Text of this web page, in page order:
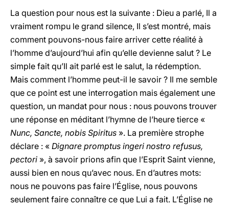
La question pour nous est la suivante : Dieu a parlé, Il a
vraiment rompu le grand silence, Il s’est montré, mais
comment pouvons-nous faire arriver cette réalité à
l’homme d’aujourd’hui afin qu’elle devienne salut ? Le
simple fait qu’Il ait parlé est le salut, la rédemption.
Mais comment l’homme peut-il le savoir ? Il me semble
que ce point est une interrogation mais également une
question, un mandat pour nous : nous pouvons trouver
une réponse en méditant l’hymne de l’heure tierce «
Nunc, Sancte, nobis Spiritus ». La première strophe
déclare : « Dignare promptus ingeri nostro refusus,
pectori », à savoir prions afin que l’Esprit Saint vienne,
aussi bien en nous qu’avec nous. En d’autres mots:
nous ne pouvons pas faire l’Église, nous pouvons
seulement faire connaître ce que Lui a fait. L’Église ne